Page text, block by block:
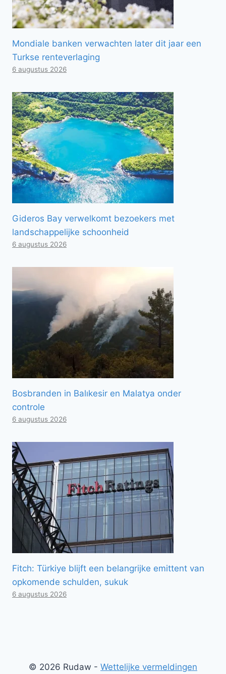
Mondiale banken verwachten later dit jaar een
Turkse renteverlaging
6 augustus 2026
Gideros Bay verwelkomt bezoekers met
landschappelijke schoonheid
6 augustus 2026
Bosbranden in Balıkesir en Malatya onder
controle
6 augustus 2026
Fitch: Türkiye blijft een belangrijke emittent van
opkomende schulden, sukuk
6 augustus 2026
© 2026 Rudaw - Wettelijke vermeldingen